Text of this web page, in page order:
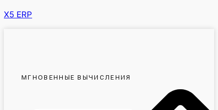
X5 ERP
МГНОВЕННЫЕ ВЫЧИСЛЕНИЯ